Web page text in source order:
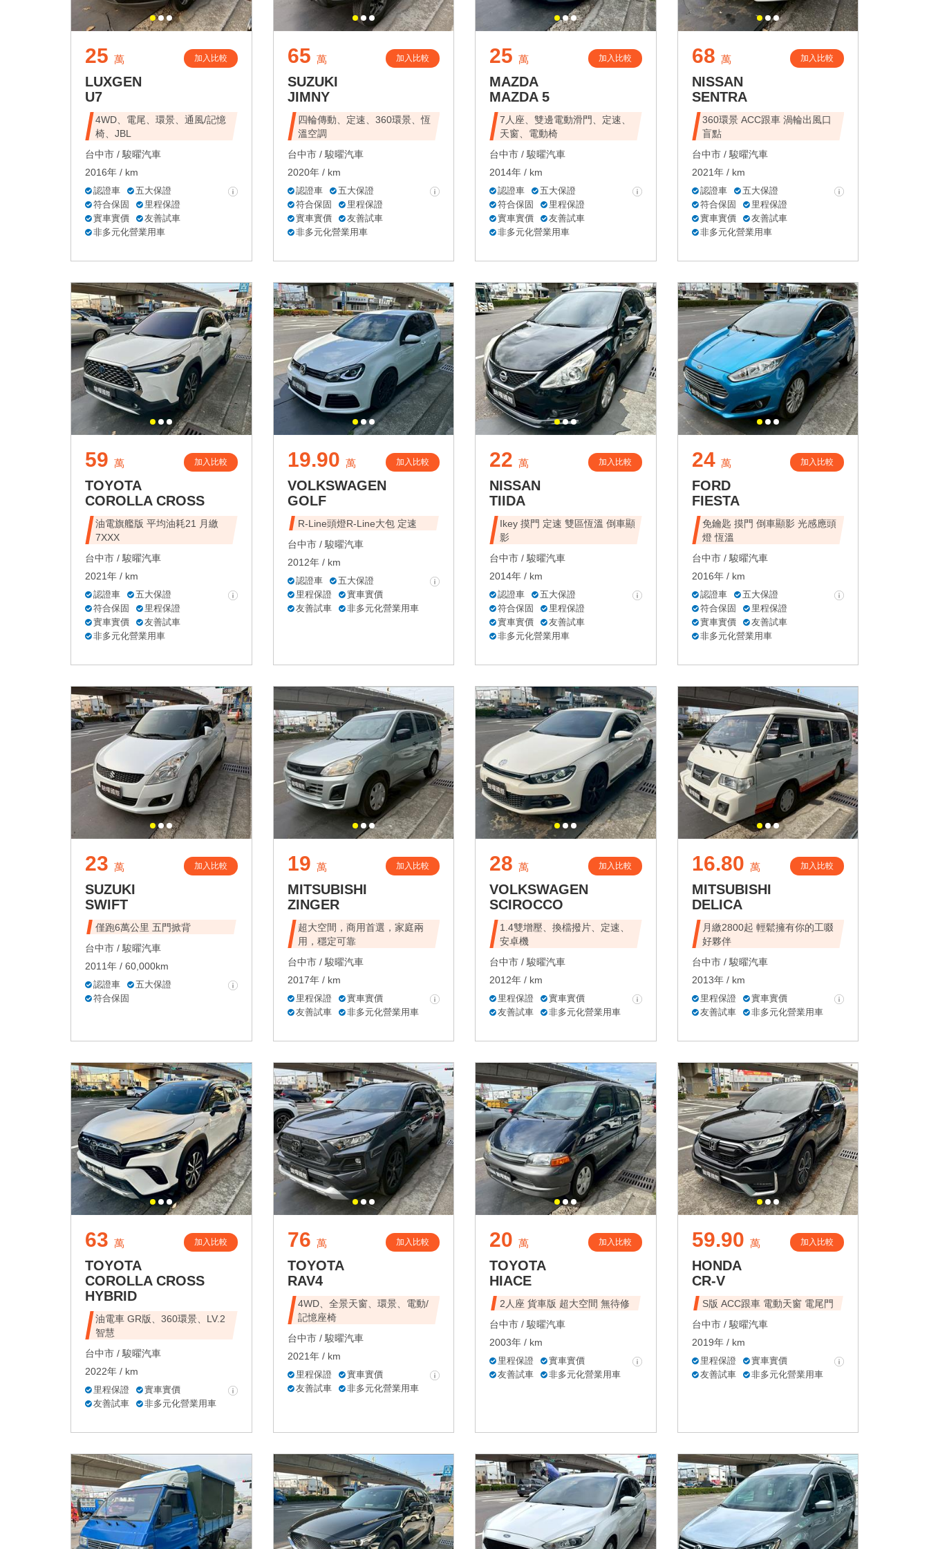
25 萬 加入比較
LUXGEN
U7
4WD、電尾、環景、通風/記憶
椅、JBL
台中市 / 駿曜汽車
2016年 / km
認證車
五大保證
符合保固
里程保證
實車實價
友善試車
非多元化營業用車
65 萬 加入比較
SUZUKI
JIMNY
四輪傳動、定速、360環景、恆
溫空調
台中市 / 駿曜汽車
2020年 / km
認證車
五大保證
符合保固
里程保證
實車實價
友善試車
非多元化營業用車
25 萬 加入比較
MAZDA
MAZDA 5
7人座、雙邊電動滑門、定速、
天窗、電動椅
台中市 / 駿曜汽車
2014年 / km
認證車
五大保證
符合保固
里程保證
實車實價
友善試車
非多元化營業用車
68 萬 加入比較
NISSAN
SENTRA
360環景 ACC跟車 渦輪出風口
盲點
台中市 / 駿曜汽車
2021年 / km
認證車
五大保證
符合保固
里程保證
實車實價
友善試車
非多元化營業用車
59 萬 加入比較
TOYOTA
COROLLA CROSS
油電旗艦版 平均油耗21 月繳
7XXX
台中市 / 駿曜汽車
2021年 / km
認證車
五大保證
符合保固
里程保證
實車實價
友善試車
非多元化營業用車
19.90 萬 加入比較
VOLKSWAGEN
GOLF
R-Line頭燈R-Line大包 定速
台中市 / 駿曜汽車
2012年 / km
認證車
五大保證
里程保證
實車實價
友善試車
非多元化營業用車
22 萬 加入比較
NISSAN
TIIDA
Ikey 摸門 定速 雙區恆溫 倒車顯
影
台中市 / 駿曜汽車
2014年 / km
認證車
五大保證
符合保固
里程保證
實車實價
友善試車
非多元化營業用車
24 萬 加入比較
FORD
FIESTA
免鑰匙 摸門 倒車顯影 光感應頭
燈 恆溫
台中市 / 駿曜汽車
2016年 / km
認證車
五大保證
符合保固
里程保證
實車實價
友善試車
非多元化營業用車
23 萬 加入比較
SUZUKI
SWIFT
僅跑6萬公里 五門掀背
台中市 / 駿曜汽車
2011年 / 60,000km
認證車
五大保證
符合保固
19 萬 加入比較
MITSUBISHI
ZINGER
超大空間，商用首選，家庭兩
用，穩定可靠
台中市 / 駿曜汽車
2017年 / km
里程保證
實車實價
友善試車
非多元化營業用車
28 萬 加入比較
VOLKSWAGEN
SCIROCCO
1.4雙增壓、換檔撥片、定速、
安卓機
台中市 / 駿曜汽車
2012年 / km
里程保證
實車實價
友善試車
非多元化營業用車
16.80 萬 加入比較
MITSUBISHI
DELICA
月繳2800起 輕鬆擁有你的工啜
好夥伴
台中市 / 駿曜汽車
2013年 / km
里程保證
實車實價
友善試車
非多元化營業用車
63 萬 加入比較
TOYOTA
COROLLA CROSS
HYBRID
油電車 GR版、360環景、LV.2
智慧
台中市 / 駿曜汽車
2022年 / km
里程保證
實車實價
友善試車
非多元化營業用車
76 萬 加入比較
TOYOTA
RAV4
4WD、全景天窗、環景、電動/
記憶座椅
台中市 / 駿曜汽車
2021年 / km
里程保證
實車實價
友善試車
非多元化營業用車
20 萬 加入比較
TOYOTA
HIACE
2人座 貨車版 超大空間 無待修
台中市 / 駿曜汽車
2003年 / km
里程保證
實車實價
友善試車
非多元化營業用車
59.90 萬 加入比較
HONDA
CR-V
S版 ACC跟車 電動天窗 電尾門
台中市 / 駿曜汽車
2019年 / km
里程保證
實車實價
友善試車
非多元化營業用車